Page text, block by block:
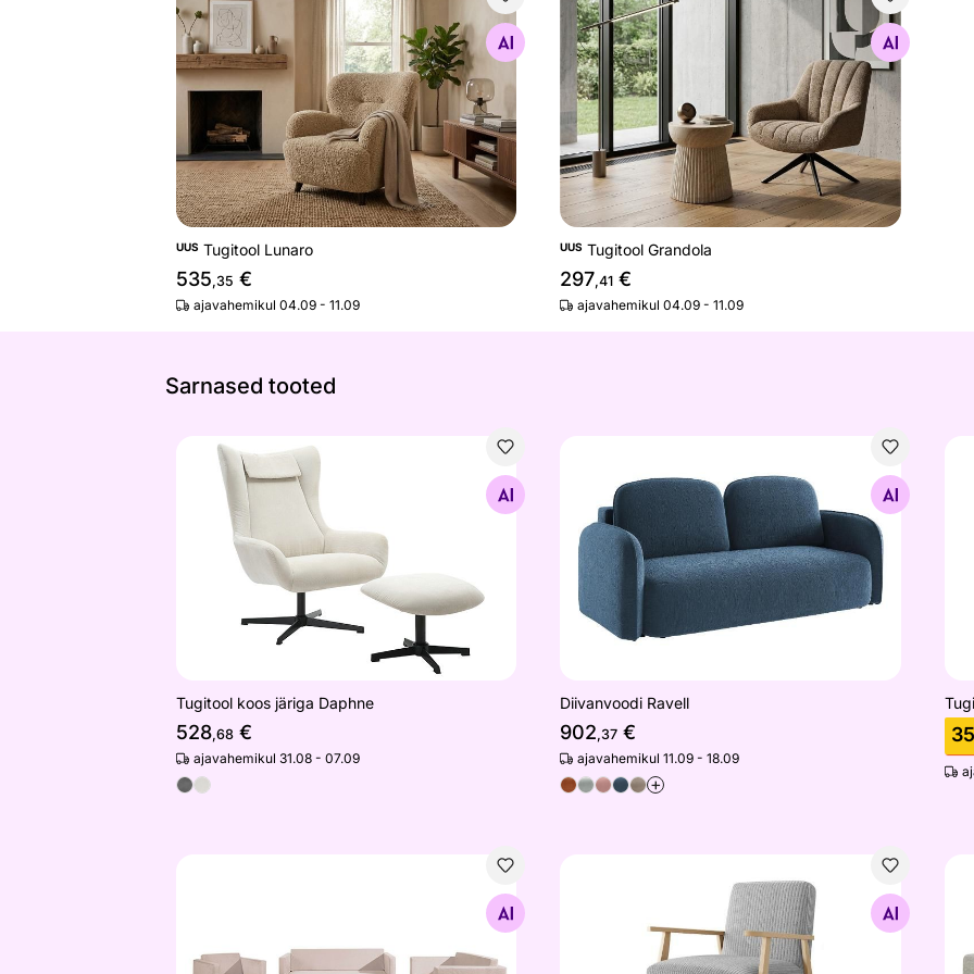
Tugitool Lunaro
Otsi sarnaseid
UUS Tugitool Lunaro
535,35 €
ajavahemikul 04.09 - 11.09
Tugitool Grandola
Otsi sarnaseid
UUS Tugitool Grandola
297,41 €
ajavahemikul 04.09 - 11.09
Sarnased tooted
Tugitool koos järiga Daphne
Tugitool koos järiga Daphne
528,68 €
ajavahemikul 31.08 - 07.09
Otsi sarnaseid
Diivanvoodi Ravell
902,37 €
ajavahemikul 11.09 - 18.09
+
Otsi sarnaseid